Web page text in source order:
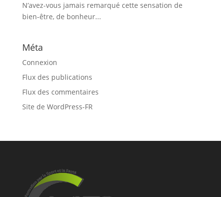
N’avez-vous jamais remarqué cette sensation de
bien-être, de bonheur...
Méta
Connexion
Flux des publications
Flux des commentaires
Site de WordPress-FR